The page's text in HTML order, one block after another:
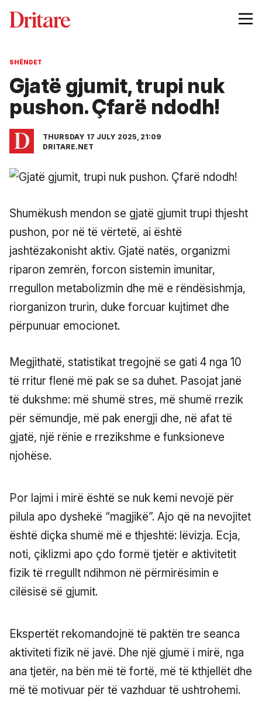
SHËNDET
Gjatë gjumit, trupi nuk
pushon. Çfarë ndodh!
THURSDAY 17 JULY 2025, 21:09
DRITARE.NET
Shumëkush mendon se gjatë gjumit trupi thjesht
pushon, por në të vërtetë, ai është
jashtëzakonisht aktiv. Gjatë natës, organizmi
riparon zemrën, forcon sistemin imunitar,
rregullon metabolizmin dhe më e rëndësishmja,
riorganizon trurin, duke forcuar kujtimet dhe
përpunuar emocionet.
Megjithatë, statistikat tregojnë se gati 4 nga 10
të rritur flenë më pak se sa duhet. Pasojat janë
të dukshme: më shumë stres, më shumë rrezik
për sëmundje, më pak energji dhe, në afat të
gjatë, një rënie e rrezikshme e funksioneve
njohëse.
Por lajmi i mirë është se nuk kemi nevojë për
pilula apo dyshekë “magjikë”. Ajo që na nevojitet
është diçka shumë më e thjeshtë: lëvizja. Ecja,
noti, çiklizmi apo çdo formë tjetër e aktivitetit
fizik të rregullt ndihmon në përmirësimin e
cilësisë së gjumit.
Ekspertët rekomandojnë të paktën tre seanca
aktiviteti fizik në javë. Dhe një gjumë i mirë, nga
ana tjetër, na bën më të fortë, më të kthjellët dhe
më të motivuar për të vazhduar të ushtrohemi.